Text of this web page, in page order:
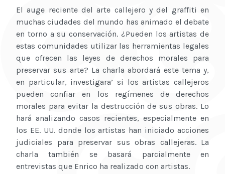
El auge reciente del arte callejero y del graffiti en
muchas ciudades del mundo has animado el debate
en torno a su conservación. ¿Pueden los artistas de
estas comunidades utilizar las herramientas legales
que ofrecen las leyes de derechos morales para
preservar sus arte? La charla abordará este tema y,
en particular, investigara’ si los artistas callejeros
pueden confiar en los regímenes de derechos
morales para evitar la destrucción de sus obras. Lo
hará analizando casos recientes, especialmente en
los EE. UU. donde los artistas han iniciado acciones
judiciales para preservar sus obras callejeras. La
charla también se basará parcialmente en
entrevistas que Enrico ha realizado con artistas.